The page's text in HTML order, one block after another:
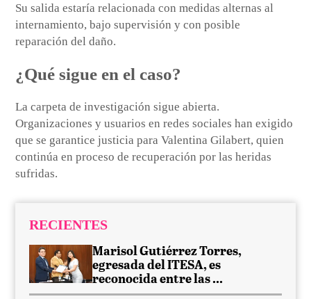
Su salida estaría relacionada con medidas alternas al
internamiento, bajo supervisión y con posible
reparación del daño.
¿Qué sigue en el caso?
La carpeta de investigación sigue abierta.
Organizaciones y usuarios en redes sociales han exigido
que se garantice justicia para Valentina Gilabert, quien
continúa en proceso de recuperación por las heridas
sufridas.
RECIENTES
Marisol Gutiérrez Torres,
egresada del ITESA, es
reconocida entre las ...